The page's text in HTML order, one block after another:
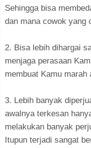
Sehingga bisa
dan mana cowok yang
2. Bisa lebih dihargai
menjaga perasaan
membuat Kamu marah
3. Lebih banyak
awalnya terkesan
melakukan banyak
Itupun terjadi sangat